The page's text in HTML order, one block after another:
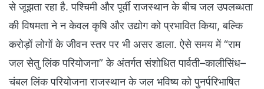
से जूझता रहा है. पश्चिमी और पूर्वी राजस्थान के बीच जल उपलब्धता
की विषमता ने न केवल कृषि और उद्योग को प्रभावित किया, बल्कि
करोड़ों लोगों के जीवन स्तर पर भी असर डाला. ऐसे समय में “राम
जल सेतु लिंक परियोजना” के अंतर्गत संशोधित पार्वती–कालीसिंध–
चंबल लिंक परियोजना राजस्थान के जल भविष्य को पुनर्परिभाषित